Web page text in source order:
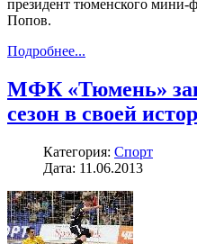
президент тюменского мини-
Попов.
Подробнее...
МФК «Тюмень»
сезон в своей
Категория: Спорт
Дата: 11.06.2013